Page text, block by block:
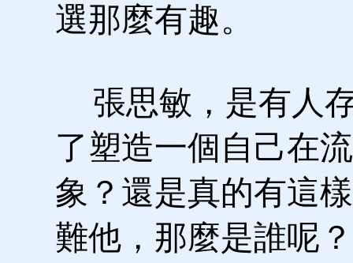
選那麼有趣。
張思敏，是有人
了塑造一個自己在
象？還是真的有這
難他，那麼是誰呢